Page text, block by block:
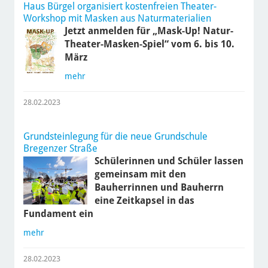
Haus Bürgel organisiert kostenfreien Theater-
Workshop mit Masken aus Naturmaterialien
Jetzt anmelden für „Mask-Up! Natur-
Theater-Masken-Spiel“ vom 6. bis 10.
März
mehr
28.02.2023
Grundsteinlegung für die neue Grundschule
Bregenzer Straße
Schülerinnen und Schüler lassen
gemeinsam mit den
Bauherrinnen und Bauherrn
eine Zeitkapsel in das
Fundament ein
mehr
28.02.2023